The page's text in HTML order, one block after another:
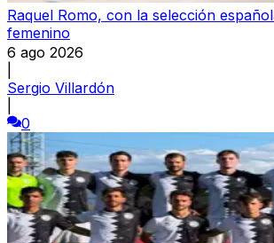
Raquel Romo, con la selección
femenino
6 ago 2026
Sergio Villardón
0